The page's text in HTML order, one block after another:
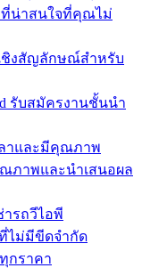
ที่น่าสนใจที่คุณไม่
ชิงสัญลักษณ์สำหรับ
รับสมัครงานชั้นนำ
าและมีคุณภาพ
ภาพและนำเสนอผล
รถวีไอพี
ที่ไม่มีขีดจำกัด
กราคา